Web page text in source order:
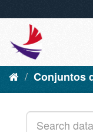
Conjuntos